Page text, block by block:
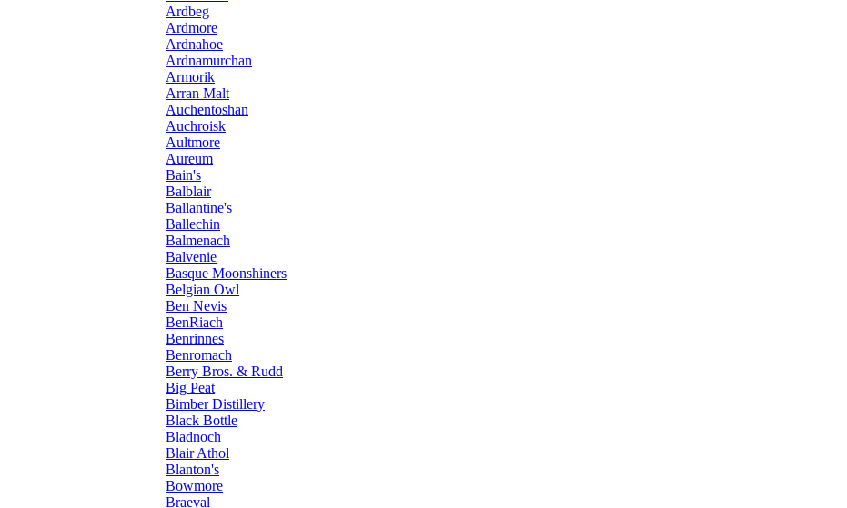
Ardbeg
Ardmore
Ardnahoe
Ardnamurchan
Armorik
Arran Malt
Auchentoshan
Auchroisk
Aultmore
Aureum
Bain's
Balblair
Ballantine's
Ballechin
Balmenach
Balvenie
Basque Moonshiners
Belgian Owl
Ben Nevis
BenRiach
Benrinnes
Benromach
Berry Bros. & Rudd
Big Peat
Bimber Distillery
Black Bottle
Bladnoch
Blair Athol
Blanton's
Bowmore
Braeval